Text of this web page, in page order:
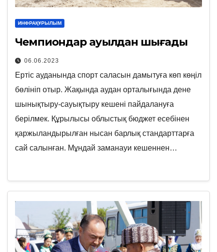
ИНФРАҚҰРЫЛЫМ
Чемпиондар ауылдан шығады
06.06.2023
Ертіс ауданында спорт саласын дамытуға көп көңіл
бөлініп отыр. Жақында аудан орталығында дене
шынықтыру-сауықтыру кешені пайдалануға
берілмек. Құрылысы облыстық бюджет есебінен
қаржыландырылған нысан барлық стандарттарға
сай салынған. Мұндай заманауи кешеннен…